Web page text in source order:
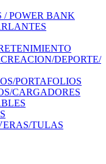
/ POWER BANK
DEPORTE/
PORTAFOLIOS
CARGADORES
TULAS